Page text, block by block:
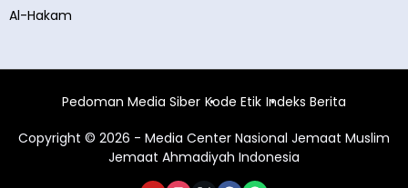
Al-Hakam
Pedoman Media Siber Kode Etik Indeks Berita
Copyright © 2026 - Media Center Nasional Jemaat Muslim
Jemaat Ahmadiyah Indonesia